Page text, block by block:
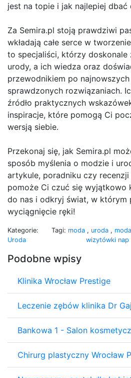
jest na topie i jak najlepiej dbać
Za Semira.pl stoją prawdziwi
wkładają całe serce w
to specjaliści, którzy doskonale
urody, a ich wiedza oraz
przewodnikiem po
sprawdzonych rozwiązaniach.
źródło praktycznych
inspiracje, które pomogą Ci
wersją siebie.
Przekonaj się, jak Semira.pl
sposób myślenia o modzie i
artykule, poradniku czy
pomoże Ci czuć się wyjątkowo
do nas i odkryj świat, w którym
wyciągnięcie ręki!
Kategorie:
Uroda
Tagi: moda , uroda ,
wizytówki nap
Podobne wpisy
Klinika Wrocław Prestige
Leczenie zębów klinika Dr
Bankowa 1 - Salon
Chirurg plastyczny Wrocław